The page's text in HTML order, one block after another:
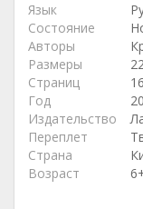
Язык
Состояние
Авторы
Размеры
Страниц
Год
Издательство
Переплет
Страна
Возраст